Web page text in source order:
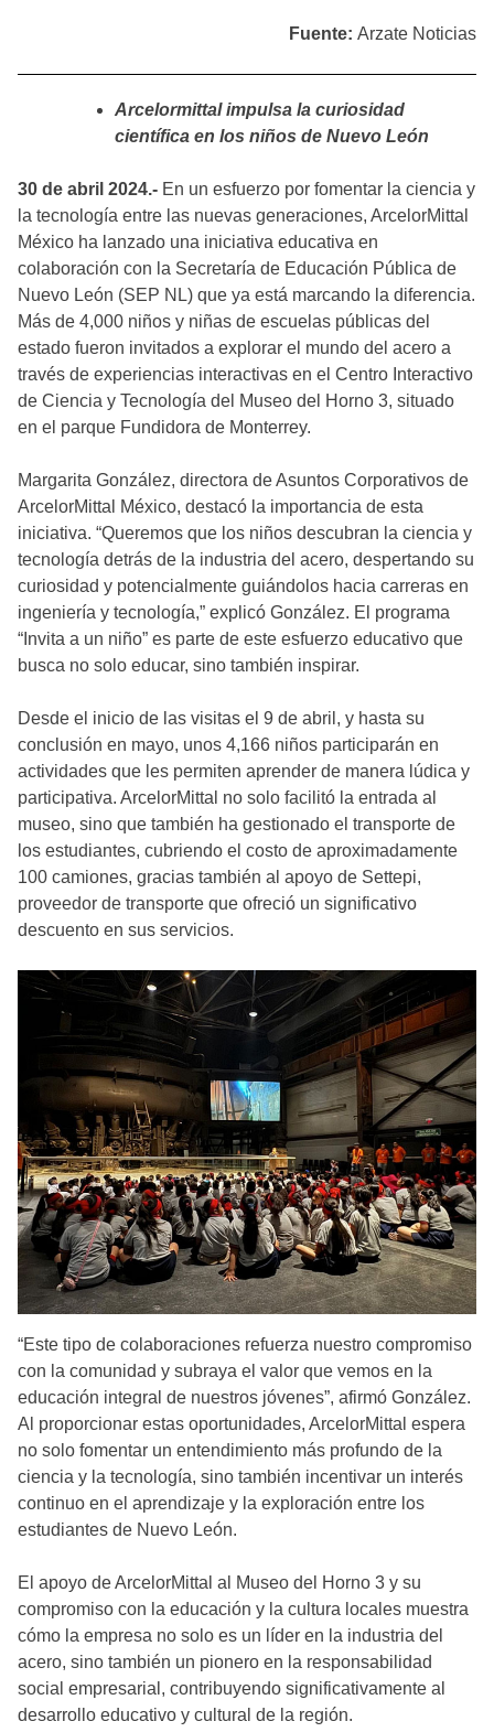
Fuente: Arzate Noticias
Arcelormittal impulsa la curiosidad
científica en los niños de Nuevo León
30 de abril 2024.- En un esfuerzo por fomentar la ciencia y
la tecnología entre las nuevas generaciones, ArcelorMittal
México ha lanzado una iniciativa educativa en
colaboración con la Secretaría de Educación Pública de
Nuevo León (SEP NL) que ya está marcando la diferencia.
Más de 4,000 niños y niñas de escuelas públicas del
estado fueron invitados a explorar el mundo del acero a
través de experiencias interactivas en el Centro Interactivo
de Ciencia y Tecnología del Museo del Horno 3, situado
en el parque Fundidora de Monterrey.
Margarita González, directora de Asuntos Corporativos de
ArcelorMittal México, destacó la importancia de esta
iniciativa. “Queremos que los niños descubran la ciencia y
tecnología detrás de la industria del acero, despertando su
curiosidad y potencialmente guiándolos hacia carreras en
ingeniería y tecnología,” explicó González. El programa
“Invita a un niño” es parte de este esfuerzo educativo que
busca no solo educar, sino también inspirar.
Desde el inicio de las visitas el 9 de abril, y hasta su
conclusión en mayo, unos 4,166 niños participarán en
actividades que les permiten aprender de manera lúdica y
participativa. ArcelorMittal no solo facilitó la entrada al
museo, sino que también ha gestionado el transporte de
los estudiantes, cubriendo el costo de aproximadamente
100 camiones, gracias también al apoyo de Settepi,
proveedor de transporte que ofreció un significativo
descuento en sus servicios.
“Este tipo de colaboraciones refuerza nuestro compromiso
con la comunidad y subraya el valor que vemos en la
educación integral de nuestros jóvenes”, afirmó González.
Al proporcionar estas oportunidades, ArcelorMittal espera
no solo fomentar un entendimiento más profundo de la
ciencia y la tecnología, sino también incentivar un interés
continuo en el aprendizaje y la exploración entre los
estudiantes de Nuevo León.
El apoyo de ArcelorMittal al Museo del Horno 3 y su
compromiso con la educación y la cultura locales muestra
cómo la empresa no solo es un líder en la industria del
acero, sino también un pionero en la responsabilidad
social empresarial, contribuyendo significativamente al
desarrollo educativo y cultural de la región.